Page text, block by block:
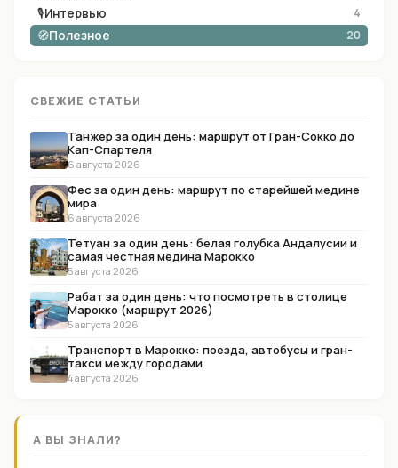
🎙Интервью 4
🧭Полезное 20
СВЕЖИЕ СТАТЬИ
Танжер за один день: маршрут от Гран-Сокко до
Кап-Спартеля
6 августа 2026
Фес за один день: маршрут по старейшей медине
мира
6 августа 2026
Тетуан за один день: белая голубка Андалусии и
самая честная медина Марокко
5 августа 2026
Рабат за один день: что посмотреть в столице
Марокко (маршрут 2026)
5 августа 2026
Транспорт в Марокко: поезда, автобусы и гран-
такси между городами
4 августа 2026
А ВЫ ЗНАЛИ?